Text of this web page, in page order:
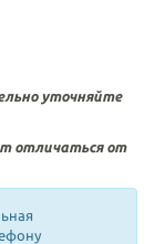
уточняйте
отличаться от